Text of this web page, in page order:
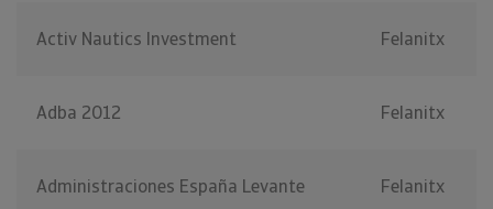
Activ Nautics Investment Felanitx
Adba 2012 Felanitx
Administraciones España Levante Felanitx